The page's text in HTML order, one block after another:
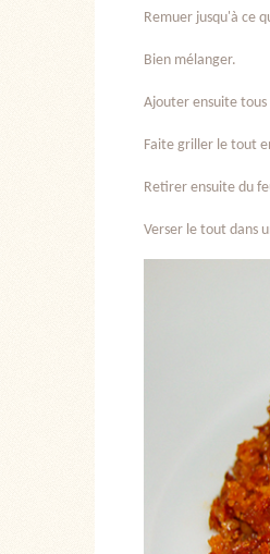
Remuer jusqu'à ce
Bien mélanger.
Ajouter ensuite
Faite griller le tout
Retirer ensuite du
Verser le tout dans